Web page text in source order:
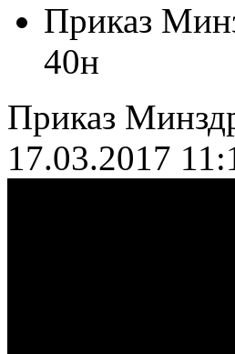
Приказ
40н
Приказ
17.03.2017